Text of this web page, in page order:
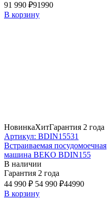
91 990 ₽91990
В корзину
НовинкаХитГарантия 2 года
Артикул: BDIN15531
Встраиваемая посудомоечная
машина BEKO BDIN155
В наличии
Гарантия 2 года
44 990 ₽ 54 990 ₽44990
В корзину